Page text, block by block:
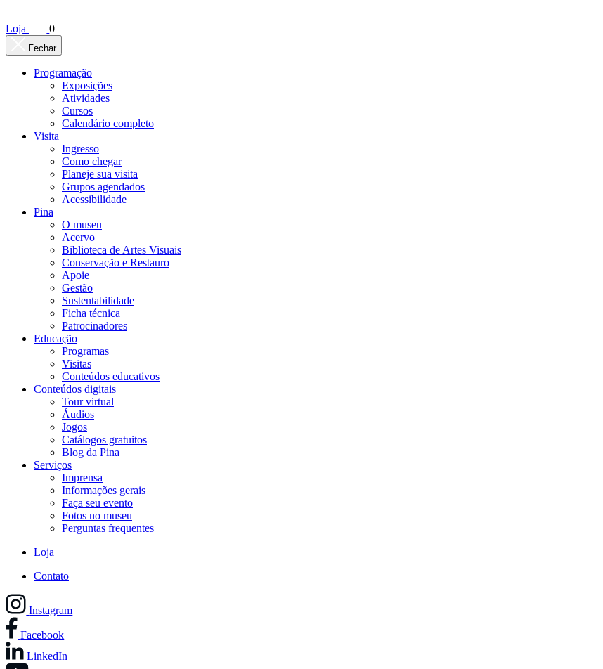
Loja 0
Fechar
Programação
Exposições
Atividades
Cursos
Calendário completo
Visita
Ingresso
Como chegar
Planeje sua visita
Grupos agendados
Acessibilidade
Pina
O museu
Acervo
Biblioteca de Artes Visuais
Conservação e Restauro
Apoie
Gestão
Sustentabilidade
Ficha técnica
Patrocinadores
Educação
Programas
Visitas
Conteúdos educativos​
Conteúdos digitais
Tour virtual
Áudios
Jogos
Catálogos gratuitos
Blog da Pina
Serviços
Imprensa
Informações gerais
Faça seu evento
Fotos no museu
Perguntas frequentes
Loja
Contato
Instagram
Facebook
LinkedIn